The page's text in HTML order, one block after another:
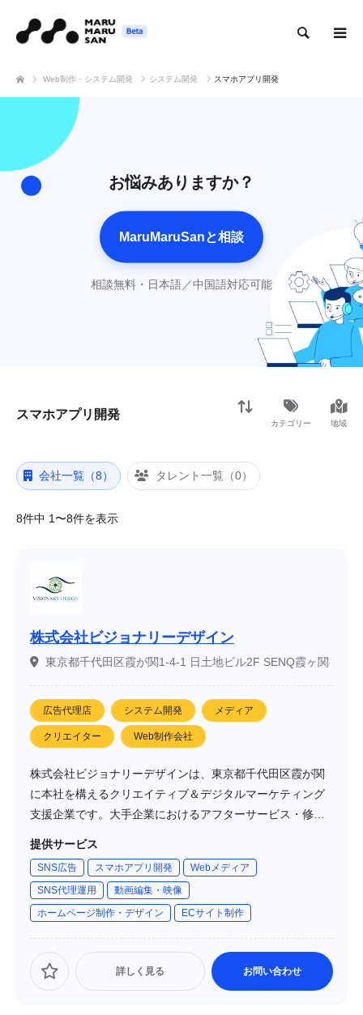
Web制作・システム開発 システム開発 スマホアプリ開発
お悩みありますか？
MaruMaruSanと相談
相談無料・日本語／中国語対応可能
スマホアプリ開発
カテゴリー 地域
会社一覧（8） タレント一覧（0）
8件中 1〜8件を表示
株式会社ビジョナリーデザイン
東京都千代田区霞が関1-4-1 日土地ビル2F SENQ霞ヶ関
広告代理店 システム開発 メディア
クリエイター Web制作会社
株式会社ビジョナリーデザインは、東京都千代田区霞が関
に本社を構えるクリエイティブ＆デジタルマーケティング
支援企業です。大手企業におけるアフターサービス・修理
媒体プロモーション、WEB／EC制作、DX支援、地方創
生・SDGs対応など、幅広い領域で事業を展開しています。
提供サービス
SNS広告 スマホアプリ開発
Webメディア
SNS代理運用
動画編集・映像
ホームページ制作・デザイン
ECサイト制作
詳しく見る お問い合わせ